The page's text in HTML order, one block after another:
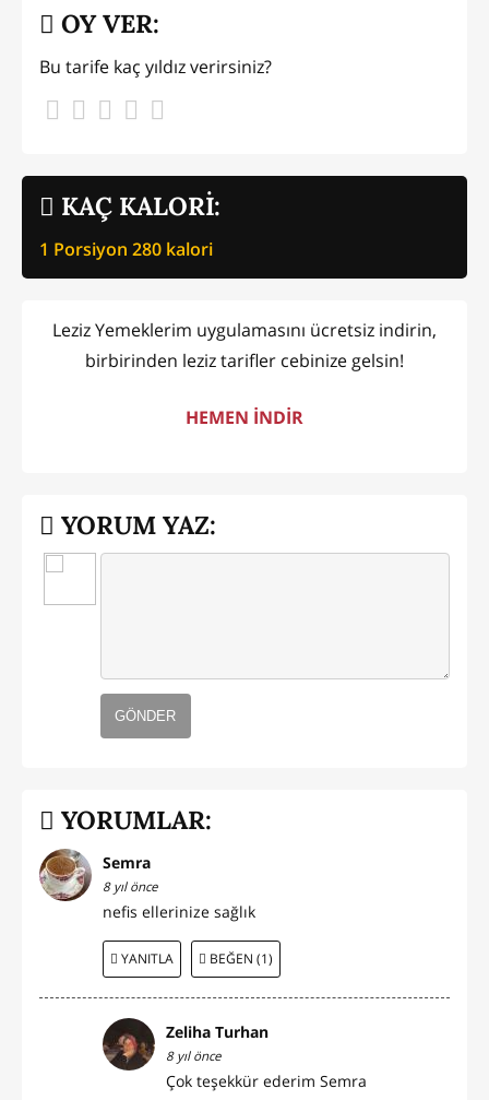
KAÇ KALORİ:
1 Porsiyon 280 kalori
OY VER:
Bu tarife kaç yıldız verirsiniz?
Leziz Yemeklerim uygulamasını ücretsiz indirin,
birbirinden leziz tarifler cebinize gelsin!
HEMEN İNDİR
YORUM YAZ:
GÖNDER
YORUMLAR:
Semra
8 yıl önce
nefis ellerinize sağlık
YANITLA BEĞEN (1)
Zeliha Turhan
8 yıl önce
Çok teşekkür ederim Semra